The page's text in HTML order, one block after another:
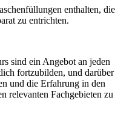
enthalten, die
zu entrichten.
sind ein Angebot an jeden
fortzubilden, und darüber
und die Erfahrung in den
relevanten Fachgebieten zu